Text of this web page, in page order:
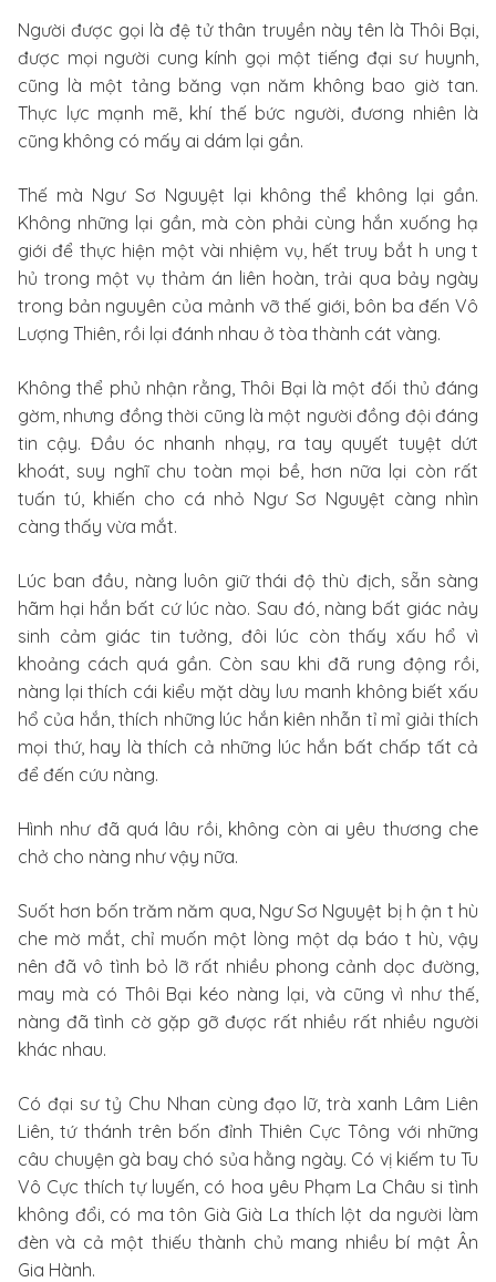
Người được gọi là đệ tử thân truyền này tên là Thôi Bại,
được mọi người cung kính gọi một tiếng đại sư huynh,
cũng là một tảng băng vạn năm không bao giờ tan.
Thực lực mạnh mẽ, khí thế bức người, đương nhiên là
cũng không có mấy ai dám lại gần.
Thế mà Ngư Sơ Nguyệt lại không thể không lại gần.
Không những lại gần, mà còn phải cùng hắn xuống hạ
giới để thực hiện một vài nhiệm vụ, hết truy bắt h ung t
hủ trong một vụ thảm án liên hoàn, trải qua bảy ngày
trong bản nguyên của mảnh vỡ thế giới, bôn ba đến Vô
Lượng Thiên, rồi lại đánh nhau ở tòa thành cát vàng.
Không thể phủ nhận rằng, Thôi Bại là một đối thủ đáng
gờm, nhưng đồng thời cũng là một người đồng đội đáng
tin cậy. Đầu óc nhanh nhạy, ra tay quyết tuyệt dứt
khoát, suy nghĩ chu toàn mọi bề, hơn nữa lại còn rất
tuấn tú, khiến cho cá nhỏ Ngư Sơ Nguyệt càng nhìn
càng thấy vừa mắt.
Lúc ban đầu, nàng luôn giữ thái độ thù địch, sẵn sàng
hãm hại hắn bất cứ lúc nào. Sau đó, nàng bất giác nảy
sinh cảm giác tin tưởng, đôi lúc còn thấy xấu hổ vì
khoảng cách quá gần. Còn sau khi đã rung động rồi,
nàng lại thích cái kiểu mặt dày lưu manh không biết xấu
hổ của hắn, thích những lúc hắn kiên nhẫn tỉ mỉ giải thích
mọi thứ, hay là thích cả những lúc hắn bất chấp tất cả
để đến cứu nàng.
Hình như đã quá lâu rồi, không còn ai yêu thương che
chở cho nàng như vậy nữa.
Suốt hơn bốn trăm năm qua, Ngư Sơ Nguyệt bị h ận t hù
che mờ mắt, chỉ muốn một lòng một dạ báo t hù, vậy
nên đã vô tình bỏ lỡ rất nhiều phong cảnh dọc đường,
may mà có Thôi Bại kéo nàng lại, và cũng vì như thế,
nàng đã tình cờ gặp gỡ được rất nhiều rất nhiều người
khác nhau.
Có đại sư tỷ Chu Nhan cùng đạo lữ, trà xanh Lâm Liên
Liên, tứ thánh trên bốn đỉnh Thiên Cực Tông với những
câu chuyện gà bay chó sủa hằng ngày. Có vị kiếm tu Tu
Vô Cực thích tự luyến, có hoa yêu Phạm La Châu si tình
không đổi, có ma tôn Già Già La thích lột da người làm
đèn và cả một thiếu thành chủ mang nhiều bí mật Ân
Gia Hành.